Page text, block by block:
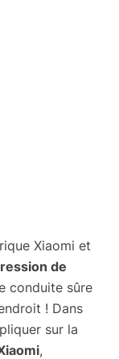
Xiaomi et
de
conduite sûre
! Dans
sur la
,